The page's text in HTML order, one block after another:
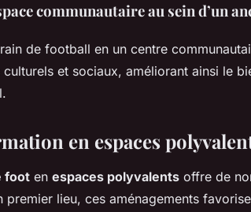
communautaire au sein d’un
de football en un centre
et sociaux, améliorant ainsi le
en espaces
foot en espaces polyvalents offre de
lieu, ces aménagements